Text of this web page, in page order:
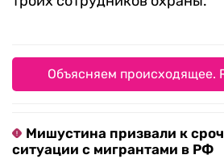
Объясняем происходящее.
Мишустина призвали к
ситуации с мигрантами в РФ